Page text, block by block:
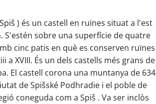
) és un castell en ruïnes situat a l'est
S'estén sobre una superfície de quatre
cinc patis en què es conserven ruïnes
a XVIII. És un dels castells més grans de
El castell corona una muntanya de 634
de Spišské Podhradie i el poble de
coneguda com a Spiš . Va ser inclòs